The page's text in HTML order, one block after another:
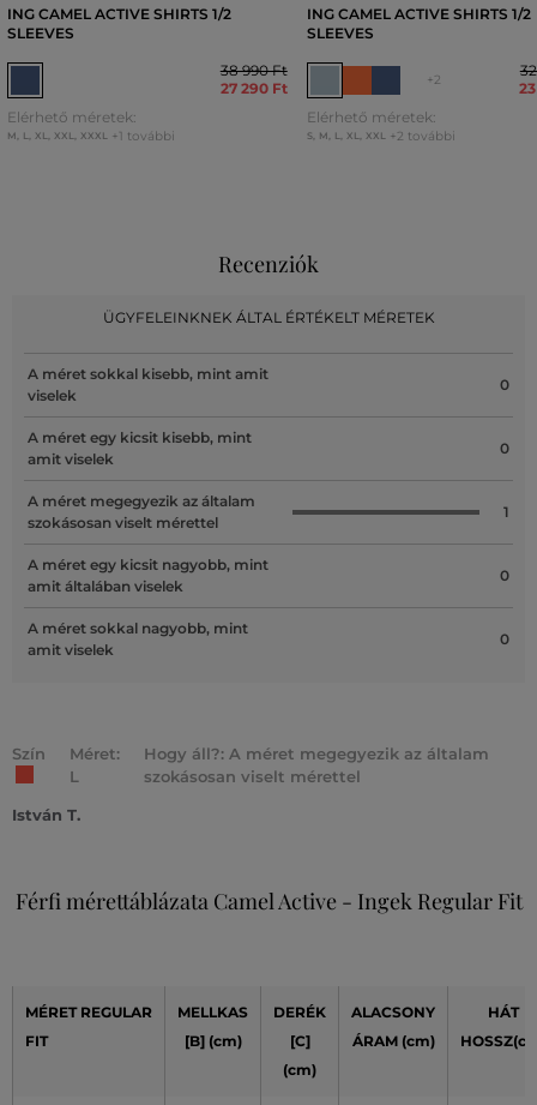
ING CAMEL ACTIVE SHIRTS 1/2
SLEEVES
38 990 Ft
27 290 Ft
Elérhető méretek:
M, L, XL, XXL, XXXL +1 további
ING CAMEL ACTIVE SHIRTS 1/2
SLEEVES
+2
Elérhető méretek:
S, M, L, XL, XXL +2 további
Recenziók
ÜGYFELEINKNEK ÁLTAL ÉRTÉKELT MÉRETEK
A méret sokkal kisebb, mint amit
viselek
0
A méret egy kicsit kisebb, mint
amit viselek
0
A méret megegyezik az általam
szokásosan viselt mérettel
1
A méret egy kicsit nagyobb, mint
amit általában viselek
0
A méret sokkal nagyobb, mint
amit viselek
0
Szín
Méret:
L
Hogy áll?: A méret megegyezik az általam
szokásosan viselt mérettel
István T.
Férfi mérettáblázata Camel Active - Ingek Regular Fit
MÉRET REGULAR
FIT
MELLKAS
[B] (cm)
DERÉK
[C]
(cm)
ALACSONY
ÁRAM (cm)
HÁT